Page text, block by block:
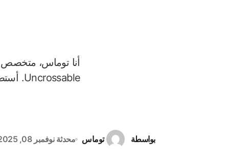
Uncrossable. أستطيع إرشادك لكازينو آمن يقدم لعبة الدجاج، مما يتيح لك فرصة تحقيق أرباح ضخمة!
بواسطة توماس محدثة نوفمبر 08, 2025